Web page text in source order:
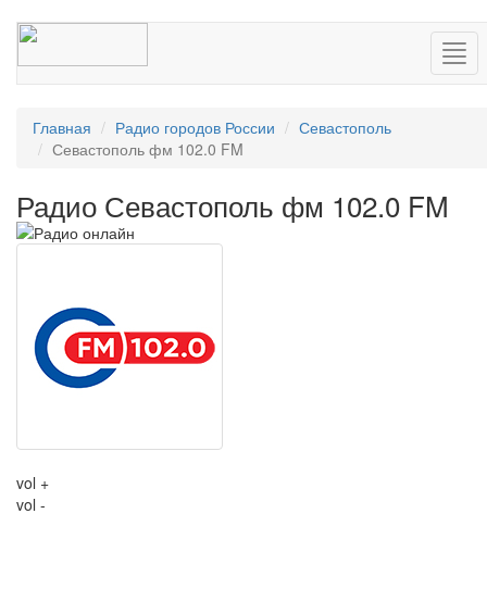
Главная Радио городов России
Севастополь
Севастополь фм 102.0 FM
Радио Севастополь фм 102.0 FM
vol +
vol -